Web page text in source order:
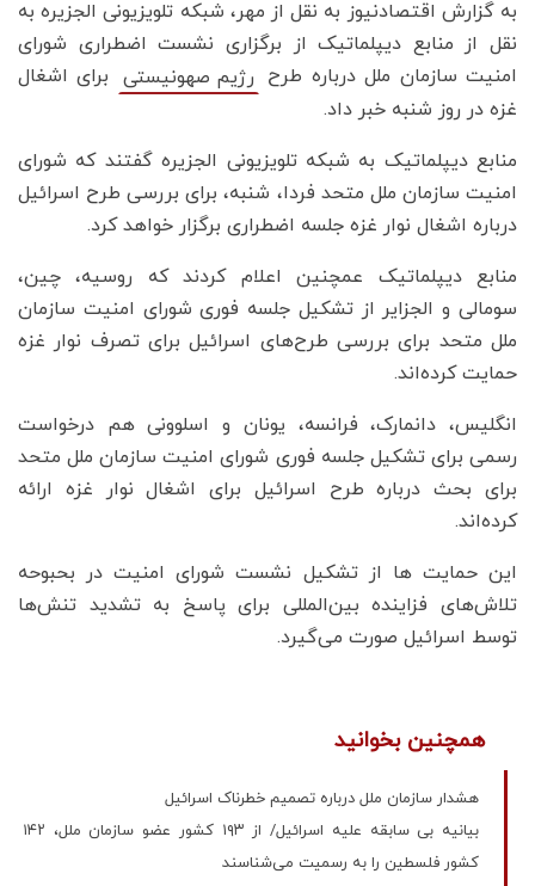
به گزارش اقتصادنیوز به نقل از مهر، شبکه تلویزیونی الجزیره به
نقل از منابع دیپلماتیک از برگزاری نشست اضطراری شورای
امنیت سازمان ملل درباره طرح رژیم صهونیستی برای اشغال
غزه در روز شنبه خبر داد.
منابع دیپلماتیک به شبکه تلویزیونی الجزیره گفتند که شورای
امنیت سازمان ملل متحد فردا، شنبه، برای بررسی طرح‌ اسرائیل
درباره اشغال نوار غزه جلسه اضطراری برگزار خواهد کرد.
منابع دیپلماتیک عمچنین اعلام کردند که روسیه، چین،
سومالی و الجزایر از تشکیل جلسه فوری شورای امنیت سازمان
ملل متحد برای بررسی طرح‌های اسرائیل برای تصرف نوار غزه
حمایت کرده‌اند.
انگلیس، دانمارک، فرانسه، یونان و اسلوونی هم درخواست
رسمی برای تشکیل جلسه فوری شورای امنیت سازمان ملل متحد
برای بحث درباره طرح اسرائیل برای اشغال نوار غزه ارائه
کرده‌اند.
این حمایت ها از تشکیل نشست شورای امنیت در بحبوحه
تلاش‌های فزاینده بین‌المللی برای پاسخ به تشدید تنش‌ها
توسط اسرائیل صورت می‌گیرد.
همچنین بخوانید
هشدار سازمان ملل درباره تصمیم خطرناک اسرائیل
بیانیه بی سابقه علیه اسرائیل/ از ۱۹۳ کشور عضو سازمان ملل، ۱۴۲
کشور فلسطین را به رسمیت می‌شناسند